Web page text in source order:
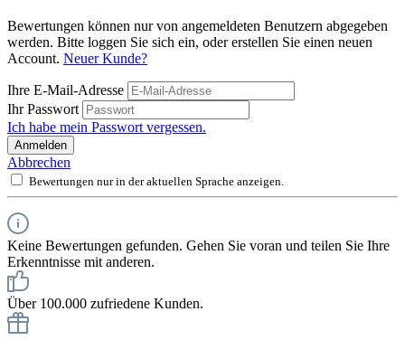
Bewertungen können nur von angemeldeten Benutzern abgegeben
werden. Bitte loggen Sie sich ein, oder erstellen Sie einen neuen
Account. Neuer Kunde?
Ihre E-Mail-Adresse
Ihr Passwort
Ich habe mein Passwort vergessen.
Anmelden
Abbrechen
Bewertungen nur in der aktuellen Sprache anzeigen.
Keine Bewertungen gefunden. Gehen Sie voran und teilen Sie Ihre
Erkenntnisse mit anderen.
Über 100.000 zufriedene Kunden.